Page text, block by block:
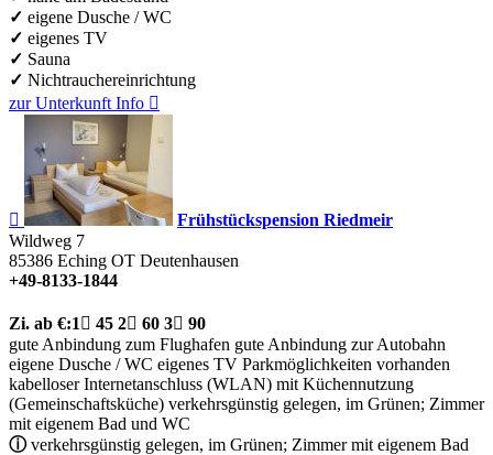
✓ eigene Dusche / WC
✓ eigenes TV
✓ Sauna
✓ Nichtrauchereinrichtung
zur Unterkunft Info 

Frühstückspension Riedmeir
Wildweg 7
85386 Eching OT Deutenhausen
+49-8133-1844
Zi. ab €:1  45 2 60 3 90
gute Anbindung zum Flughafen gute Anbindung zur Autobahn
eigene Dusche / WC eigenes TV Parkmöglichkeiten vorhanden
kabelloser Internetanschluss (WLAN) mit Küchennutzung
(Gemeinschaftsküche) verkehrsgünstig gelegen, im Grünen; Zimmer
mit eigenem Bad und WC
ⓘverkehrsgünstig gelegen, im Grünen; Zimmer mit eigenem Bad